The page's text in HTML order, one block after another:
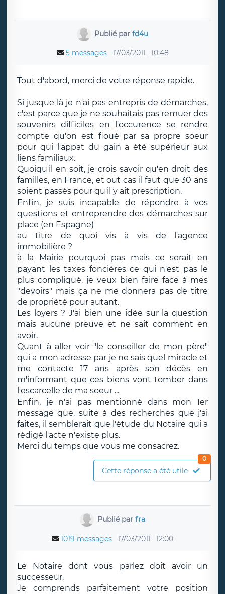
Publié parfd4u
5 messages 17/03/2011 10:48
Tout d'abord, merci de votre réponse rapide.
Si jusque là je n'ai pas entrepris de démarches,
c'est parce que je ne souhaitais pas remuer des
souvenirs difficiles en l'occurence se rendre
compte qu'on est floué par sa propre soeur
pour qui l'appat du gain a été supérieur aux
liens familiaux.
Quoiqu'il en soit, je crois savoir qu'en droit des
familles, en France, et out cas il faut que 30 ans
soient passés pour qu'il y ait prescription.
Enfin, je suis incapable de répondre à vos
questions et entreprendre des démarches sur
place (en Espagne)
au titre de quoi vis à vis de l'agence
immobilière ?
à la Mairie pourquoi pas mais ce serait en
payant les taxes foncières ce qui n'est pas le
plus compliqué, je veux bien faire face à mes
"devoirs" mais ça ne me donnera pas de titre
de propriété pour autant.
Les loyers ? J'ai bien une idée sur la question
mais aucune preuve et ne sait comment en
avoir.
Quant à aller voir "le conseiller de mon père"
qui a mon adresse par je ne sais quel miracle et
me contacte 17 ans après son décès en
m'informant que ces biens vont tomber dans
l'escarcelle de ma soeur ...
Enfin, je n'ai pas mentionné dans mon 1er
message que, suite à des recherches que j'ai
faites, il semblerait que l'étude du Notaire qui a
rédigé l'acte n'existe plus.
Merci du temps que vous me consacrez.
Cette réponse a été utile
0
Publié parfra
1019 messages 17/03/2011 12:00
Le Notaire dont vous parlez doit avoir un
successeur.
Je comprends parfaitement votre position